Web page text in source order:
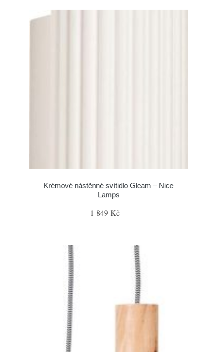
Krémové nástěnné svítidlo Gleam – Nice
Lamps
1 849 Kč